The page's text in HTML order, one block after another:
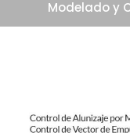
Modelado y